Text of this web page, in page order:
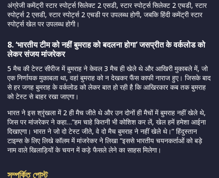
अंग्रेजी कमेंट्री स्टार स्पोर्ट्स सिलेक्ट 2 एसडी, स्टार स्पोर्ट्स सिलेक्ट 2 एचडी, स्टार
स्पोर्ट्स 2 एसडी, स्टार स्पोर्ट्स 2 एचडी पर उपलब्ध होगी, जबकि हिंदी कमेंट्री स्टार
स्पोर्ट्स खेल पर उपलब्ध होगी।
8. ‘भारतीय टीम को नहीं बुमराह को बदलना होगा’ जसप्रीत के वर्कलोड को
लेकर संजय मांजरेकर
5 मैच की टेस्ट सीरीज में बुमराह ने केवल 3 मैच ही खेले थे और आखिरी मुकाबले में, जो
एक निर्णायक मुकाबला था, वहां बुमराह को न देखकर फैंस काफी नाराज हुए। जिसके बाद
से हर जगह बुमराह के वर्कलोड को लेकर बात हो रही है कि आखिरकार कब तक बुमराह
को टेस्ट से बाहर रखा जाएगा।
भारत ने इस श्रृंखला में 2 ही मैच जीते थे और उन दोनों ही मैचों में बुमराह नहीं खेले थे,
जिस पर मांजरेकर ने कहा…”हम चाहे कितनी भी कोशिश कर लें, खेल हमें हमेशा आईना
दिखाएगा। भारत ने जो दो टेस्ट जीते, वे दो मैच बुमराह ने नहीं खेले थे।” हिंदुस्तान
टाइम्स के लिए लिखे कॉलम में मांजरेकर ने लिखा “इससे भारतीय चयनकर्ताओं को बड़े
नाम वाले खिलाड़ियों के चयन में कड़े फैसले लेने का साहस मिलेगा।
সম্পর্কিত পোস্ট